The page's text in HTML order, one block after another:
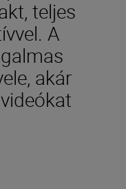
teljes
A
akár